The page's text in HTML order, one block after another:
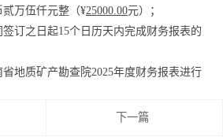
贰万伍仟元整（¥25000.00元）
；
签订之日起15个日历天内完成财务报表的
省地质矿产勘查院2025年度财务报表进行
家、行业及地方相关规范、规程及强制性
下一篇